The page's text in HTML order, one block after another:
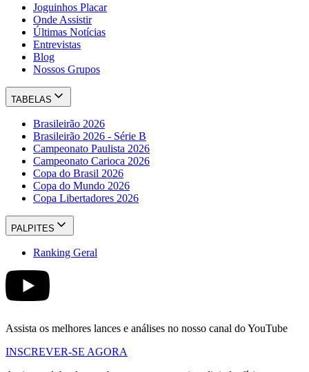
Joguinhos Placar
Onde Assistir
Últimas Notícias
Entrevistas
Blog
Nossos Grupos
TABELAS
Brasileirão 2026
Brasileirão 2026 - Série B
Campeonato Paulista 2026
Campeonato Carioca 2026
Copa do Brasil 2026
Copa do Mundo 2026
Copa Libertadores 2026
PALPITES
Ranking Geral
Assista os melhores lances e análises no nosso canal do YouTube
INSCREVER-SE AGORA